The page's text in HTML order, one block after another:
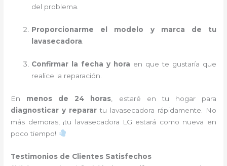
del problema.
Proporcionarme el modelo y marca de tu
lavasecadora
Confirmar la fecha y hora en que te gustaría que
realice la reparación.
En menos de 24 horas , estaré en tu hogar para
diagnosticar y reparar tu lavasecadora rápidamente. No
más demoras, ¡tu lavasecadora LG estará como nueva en
poco tiempo!
Testimonios de Clientes Satisfechos